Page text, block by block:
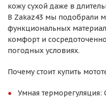
кожу сухой даже в
В Zakaz43 мы подобрали
функциональных
комфорт и
погодных условиях.
Почему стоит купить
Умная